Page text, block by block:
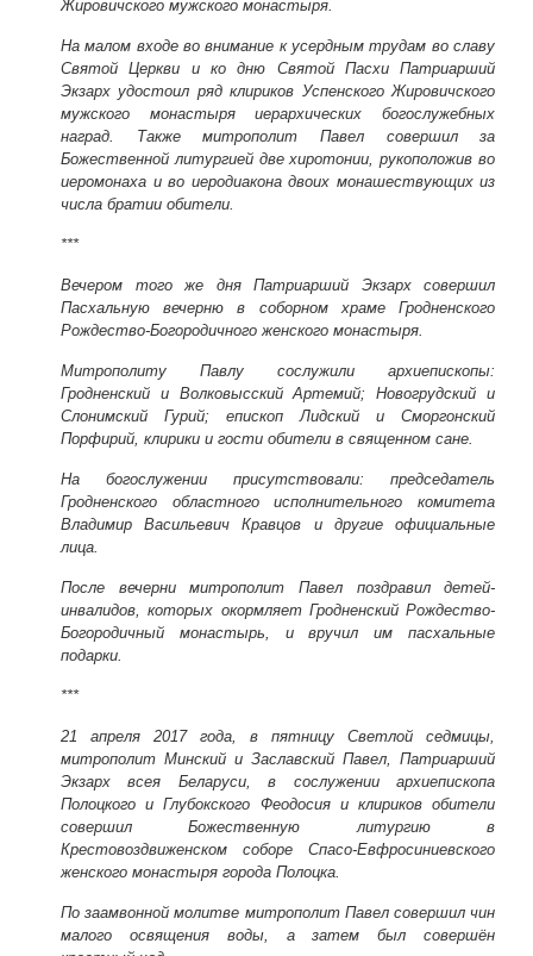
Жировичского мужского монастыря.
На малом входе во внимание к усердным трудам во славу
Святой Церкви и ко дню Святой Пасхи Патриарший
Экзарх удостоил ряд клириков Успенского Жировичского
мужского монастыря иерархических богослужебных
наград. Также митрополит Павел совершил за
Божественной литургией две хиротонии, рукоположив во
иеромонаха и во иеродиакона двоих монашествующих из
числа братии обители.
***
Вечером того же дня Патриарший Экзарх совершил
Пасхальную вечерню в соборном храме Гродненского
Рождество-Богородичного женского монастыря.
Митрополиту Павлу сослужили архиепископы:
Гродненский и Волковысский Артемий; Новогрудский и
Слонимский Гурий; епископ Лидский и Сморгонский
Порфирий, клирики и гости обители в священном сане.
На богослужении присутствовали: председатель
Гродненского областного исполнительного комитета
Владимир Васильевич Кравцов и другие официальные
лица.
После вечерни митрополит Павел поздравил детей-
инвалидов, которых окормляет Гродненский Рождество-
Богородичный монастырь, и вручил им пасхальные
подарки.
***
21 апреля 2017 года, в пятницу Светлой седмицы,
митрополит Минский и Заславский Павел, Патриарший
Экзарх всея Беларуси, в сослужении архиепископа
Полоцкого и Глубокского Феодосия и клириков обители
совершил Божественную литургию в
Крестовоздвиженском соборе Спасо-Евфросиниевского
женского монастыря города Полоцка.
По заамвонной молитве митрополит Павел совершил чин
малого освящения воды, а затем был совершён